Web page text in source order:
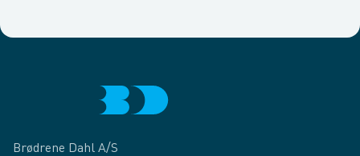
Brødrene Dahl A/S